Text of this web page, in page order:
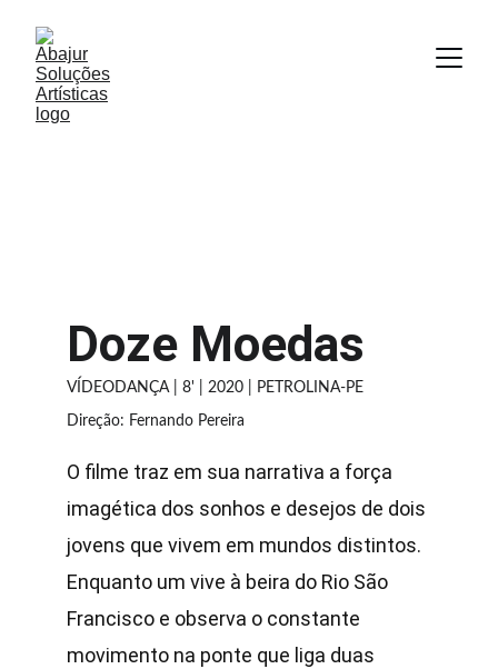
Doze Moedas
VÍDEODANÇA | 8' | 2020 | PETROLINA-PE
Direção: Fernando Pereira
O filme traz em sua narrativa a força
imagética dos sonhos e desejos de dois
jovens que vivem em mundos distintos.
Enquanto um vive à beira do Rio São
Francisco e observa o constante
movimento na ponte que liga duas